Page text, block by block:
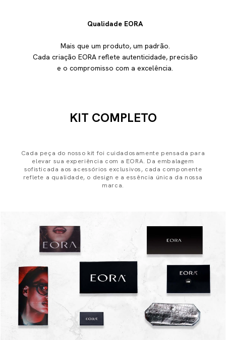
Qualidade EORA
Mais que um produto, um padrão.
Cada criação EORA reflete autenticidade, precisão
e o compromisso com a excelência.
KIT COMPLETO
Cada peça do nosso kit foi cuidadosamente pensada para
elevar sua experiência com a EORA. Da embalagem
sofisticada aos acessórios exclusivos, cada componente
reflete a qualidade, o design e a essência única da nossa
marca.